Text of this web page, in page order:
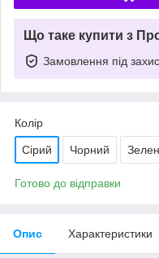
Що таке купити з
Замовлення під
Колір
Сірий Чорний
Готово до відправки
Опис Характеристики